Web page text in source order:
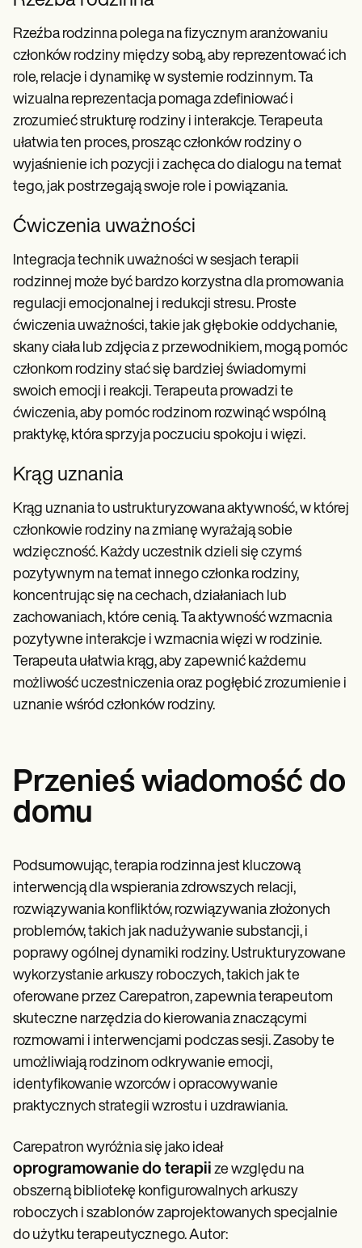
Rzeźba rodzinna polega na fizycznym aranżowaniu
członków rodziny między sobą, aby reprezentować ich
role, relacje i dynamikę w systemie rodzinnym. Ta
wizualna reprezentacja pomaga zdefiniować i
zrozumieć strukturę rodziny i interakcje. Terapeuta
ułatwia ten proces, prosząc członków rodziny o
wyjaśnienie ich pozycji i zachęca do dialogu na temat
tego, jak postrzegają swoje role i powiązania.
Ćwiczenia uważności
Integracja technik uważności w sesjach terapii
rodzinnej może być bardzo korzystna dla promowania
regulacji emocjonalnej i redukcji stresu. Proste
ćwiczenia uważności, takie jak głębokie oddychanie,
skany ciała lub zdjęcia z przewodnikiem, mogą pomóc
członkom rodziny stać się bardziej świadomymi
swoich emocji i reakcji. Terapeuta prowadzi te
ćwiczenia, aby pomóc rodzinom rozwinąć wspólną
praktykę, która sprzyja poczuciu spokoju i więzi.
Krąg uznania
Krąg uznania to ustrukturyzowana aktywność, w której
członkowie rodziny na zmianę wyrażają sobie
wdzięczność. Każdy uczestnik dzieli się czymś
pozytywnym na temat innego członka rodziny,
koncentrując się na cechach, działaniach lub
zachowaniach, które cenią. Ta aktywność wzmacnia
pozytywne interakcje i wzmacnia więzi w rodzinie.
Terapeuta ułatwia krąg, aby zapewnić każdemu
możliwość uczestniczenia oraz pogłębić zrozumienie i
uznanie wśród członków rodziny.
Przenieś wiadomość do
domu
Podsumowując, terapia rodzinna jest kluczową
interwencją dla wspierania zdrowszych relacji,
rozwiązywania konfliktów, rozwiązywania złożonych
problemów, takich jak nadużywanie substancji, i
poprawy ogólnej dynamiki rodziny. Ustrukturyzowane
wykorzystanie arkuszy roboczych, takich jak te
oferowane przez Carepatron, zapewnia terapeutom
skuteczne narzędzia do kierowania znaczącymi
rozmowami i interwencjami podczas sesji. Zasoby te
umożliwiają rodzinom odkrywanie emocji,
identyfikowanie wzorców i opracowywanie
praktycznych strategii wzrostu i uzdrawiania.
Carepatron wyróżnia się jako ideał
oprogramowanie do terapii ze względu na
obszerną bibliotekę konfigurowalnych arkuszy
roboczych i szablonów zaprojektowanych specjalnie
do użytku terapeutycznego. Autor: